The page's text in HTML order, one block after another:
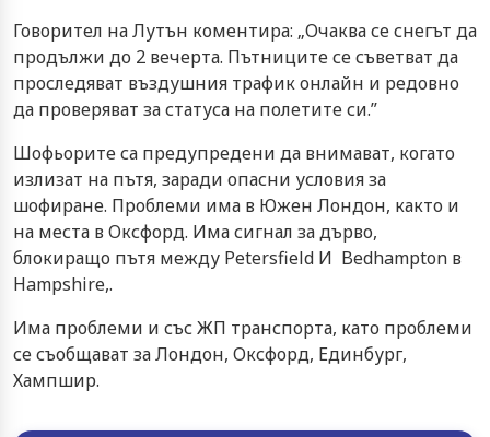
Говорител на Лутън коментира: „Очаква се снегът да
продължи до 2 вечерта. Пътниците се съветват да
проследяват въздушния трафик онлайн и редовно
да проверяват за статуса на полетите си.”
Шофьорите са предупредени да внимават, когато
излизат на пътя, заради опасни условия за
шофиране. Проблеми има в Южен Лондон, както и
на места в Оксфорд. Има сигнал за дърво,
блокиращо пътя между Petersfield И Bedhampton в
Hampshire,.
Има проблеми и със ЖП транспорта, като проблеми
се съобщават за Лондон, Оксфорд, Единбург,
Хампшир.